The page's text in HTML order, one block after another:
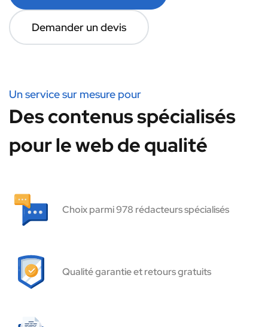
Demander un devis
Un service sur mesure pour
Des contenus spécialisés
pour le web de qualité
Choix parmi 978 rédacteurs spécialisés
Qualité garantie et retours gratuits